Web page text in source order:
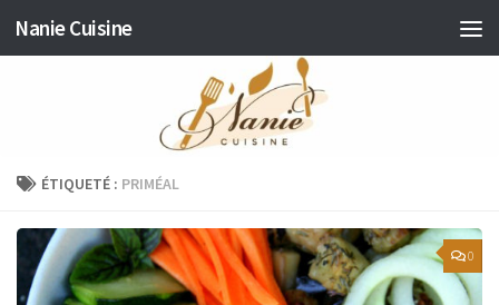
Skip to content
Nanie Cuisine
ÉTIQUETÉ : PRIMÉAL
0